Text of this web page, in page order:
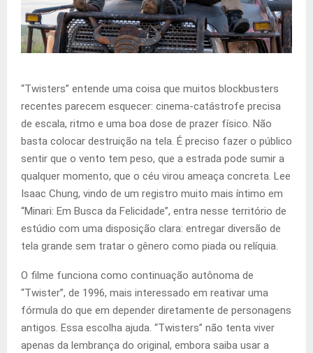
“Twisters” entende uma coisa que muitos blockbusters
recentes parecem esquecer: cinema-catástrofe precisa
de escala, ritmo e uma boa dose de prazer físico. Não
basta colocar destruição na tela. É preciso fazer o público
sentir que o vento tem peso, que a estrada pode sumir a
qualquer momento, que o céu virou ameaça concreta. Lee
Isaac Chung, vindo de um registro muito mais íntimo em
“Minari: Em Busca da Felicidade”, entra nesse território de
estúdio com uma disposição clara: entregar diversão de
tela grande sem tratar o gênero como piada ou relíquia.
O filme funciona como continuação autônoma de
“Twister”, de 1996, mais interessado em reativar uma
fórmula do que em depender diretamente de personagens
antigos. Essa escolha ajuda. “Twisters” não tenta viver
apenas da lembrança do original, embora saiba usar a